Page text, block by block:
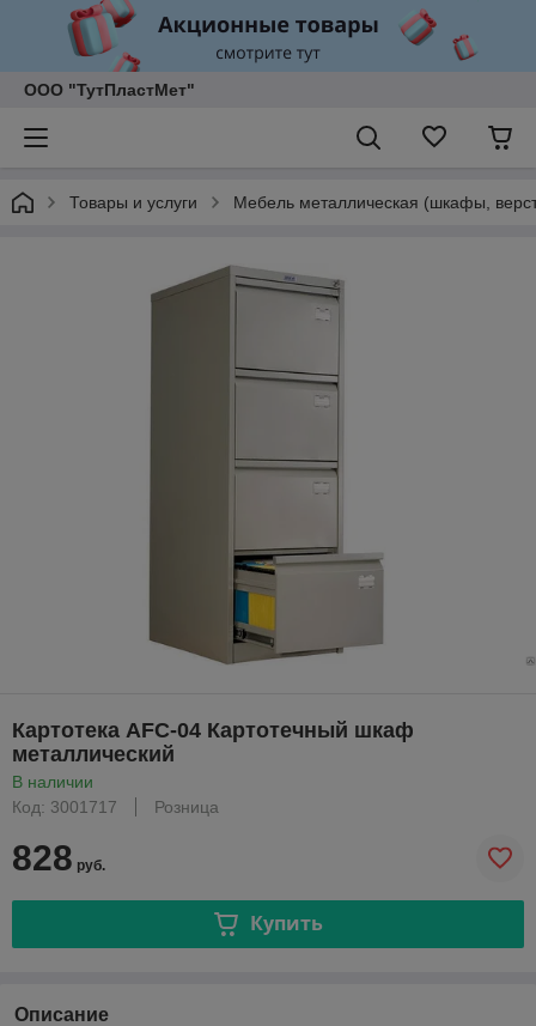
ООО "ТутПластМет"
Товары и услуги Мебель металлическая (шкафы,
Картотека AFC-04 Картотечный шкаф
металлический
В наличии
Код: 3001717
Розница
828 руб.
Купить
Описание